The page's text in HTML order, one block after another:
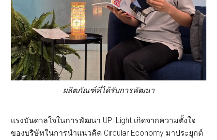
ผลิตภัณฑ์ที่ได้รับการพัฒนา
แรงบันดาลใจในการพัฒนา UP: Light เกิดจากความตั้งใจ
ของบริษัทในการนำแนวคิด Circular Economy มาประยุกต์